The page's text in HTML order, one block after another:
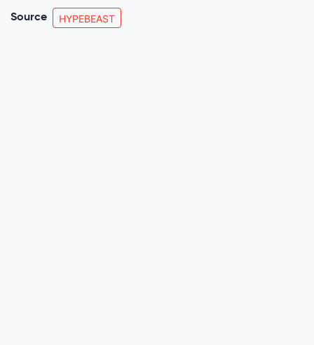
Source HYPEBEAST